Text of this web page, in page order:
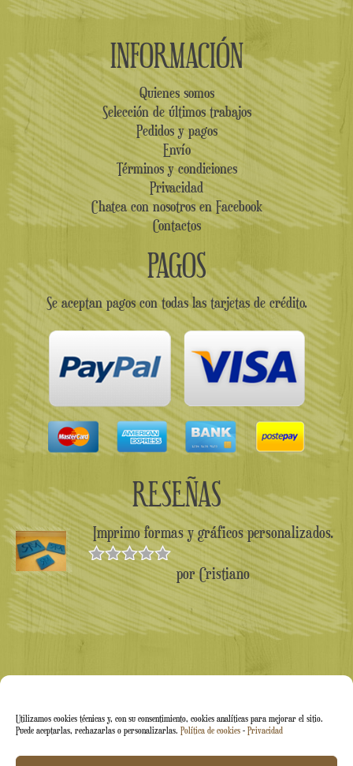
Utilizamos cookies técnicas y, con su consentimiento, cookies analíticas para mejorar el sitio.
Puede aceptarlas, rechazarlas o personalizarlas. Política de cookies - Privacidad
INFORMACIÓN
Quienes somos
Selección de últimos trabajos
Pedidos y pagos
Envío
Términos y condiciones
Privacidad
Chatea con nosotros en Facebook
Contactos
PAGOS
Se aceptan pagos con todas las tarjetas de crédito.
RESEÑAS
Imprimo formas y gráficos personalizados.
Valorado en
5de 5
por Cristiano
Arti&Inventive ® 2005-2026 | N.º IVA 05070120877 |